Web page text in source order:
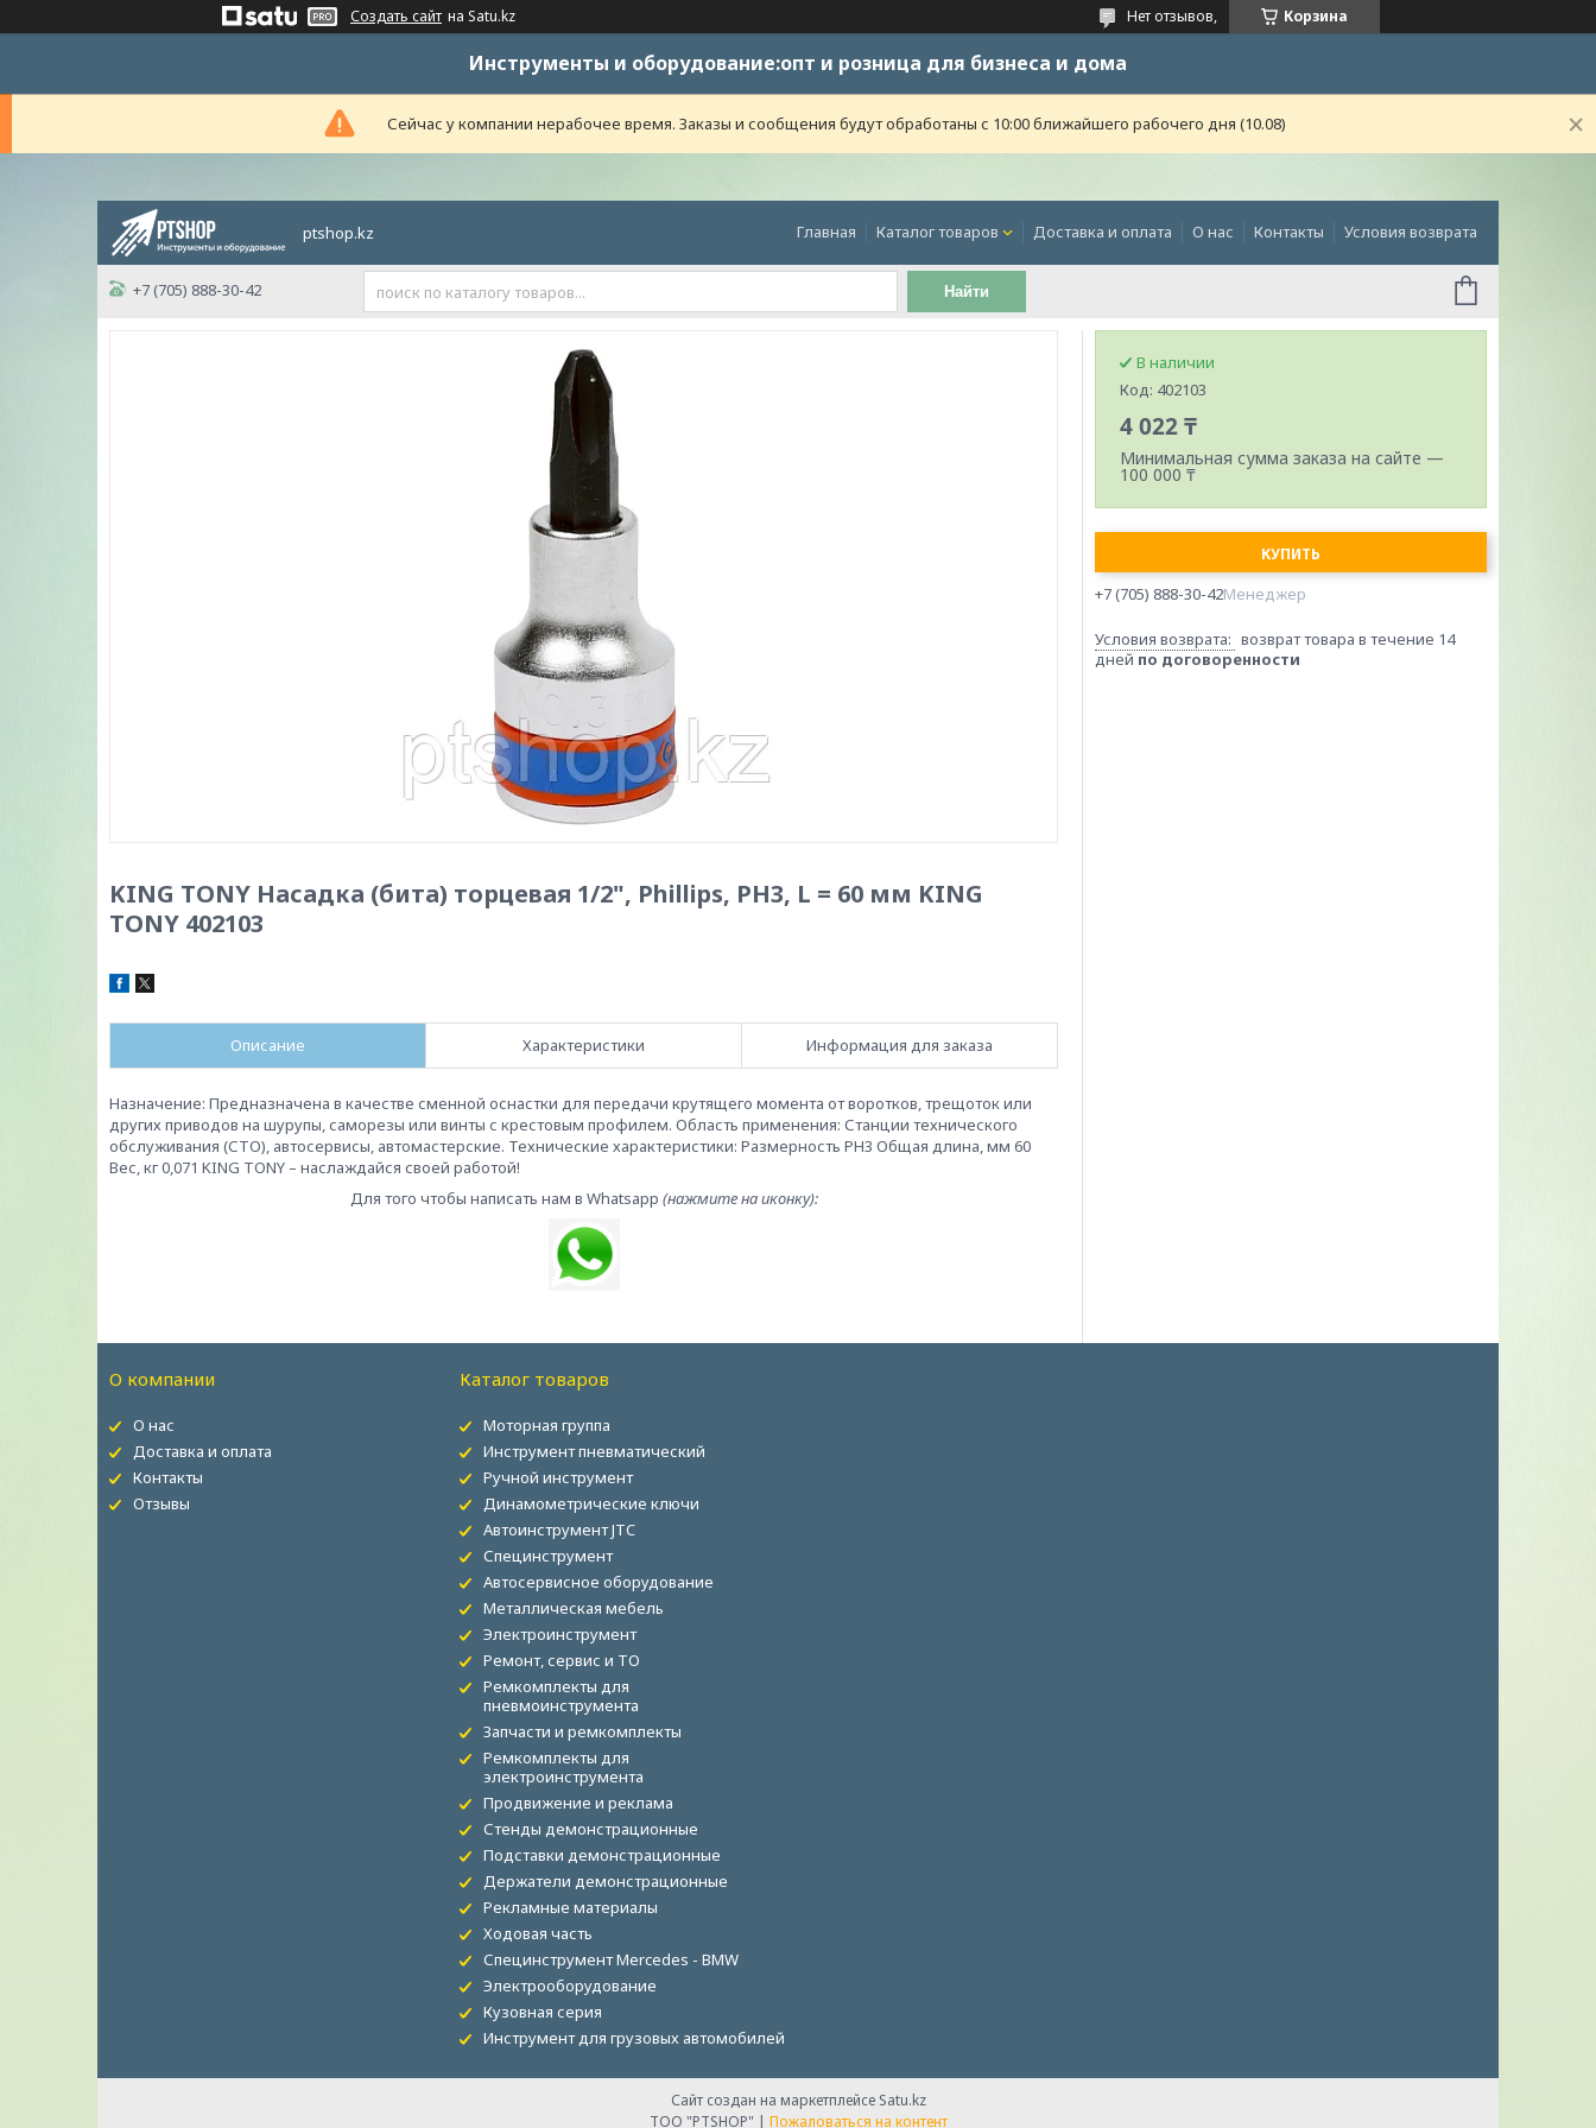
Создать сайт на Satu.kz Корзина
Нет отзывов,
Инструменты и оборудование:опт и розница для бизнеса и дома
Сейчас у компании нерабочее время. Заказы и сообщения будут обработаны с 10:00 ближайшего рабочего дня (10.08)
ptshop.kz Главная Каталог товаров Доставка и оплата О нас Контакты Условия возврата
+7 (705) 888-30-42 Найти
KING TONY Насадка (бита) торцевая 1/2", Phillips, PH3, L = 60 мм KING
TONY 402103
Описание Характеристики Информация для заказа
Назначение: Предназначена в качестве сменной оснастки для передачи крутящего момента от воротков, трещоток или
других приводов на шурупы, саморезы или винты с крестовым профилем. Область применения: Станции технического
обслуживания (СТО), автосервисы, автомастерские. Технические характеристики: Размерность PH3 Общая длина, мм 60
Вес, кг 0,071 KING TONY – наслаждайся своей работой!
Для того чтобы написать нам в Whatsapp (нажмите на иконку):
В наличии
Код: 402103
4 022 ₸
Минимальная сумма заказа на сайте —
100 000 ₸
КУПИТЬ
+7 (705) 888-30-42Менеджер
возврат товара в течение 14
дней по договоренности
О компании
О нас
Доставка и оплата
Контакты
Отзывы
Каталог товаров
Моторная группа
Инструмент пневматический
Ручной инструмент
Динамометрические ключи
Автоинструмент JTC
Специнструмент
Автосервисное оборудование
Металлическая мебель
Электроинструмент
Ремонт, сервис и ТО
Ремкомплекты для
пневмоинструмента
Запчасти и ремкомплекты
Ремкомплекты для
электроинструмента
Продвижение и реклама
Стенды демонстрационные
Подставки демонстрационные
Держатели демонстрационные
Рекламные материалы
Ходовая часть
Специнструмент Mercedes - BMW
Электрооборудование
Кузовная серия
Инструмент для грузовых автомобилей
Сайт создан на маркетплейсе Satu.kz
ТОО "PTSHOP" | Пожаловаться на контент